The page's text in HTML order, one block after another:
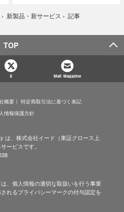
› 新製品・新サービス › 記事
TOP
X Mail Magazine
概要
特定商取引法に基づく表記
情報保護方針
は、株式会社イード（東証グロース上
ービスです。
、個人情報の適切な取扱いを行う事業
れるプライバシーマークの付与認定を